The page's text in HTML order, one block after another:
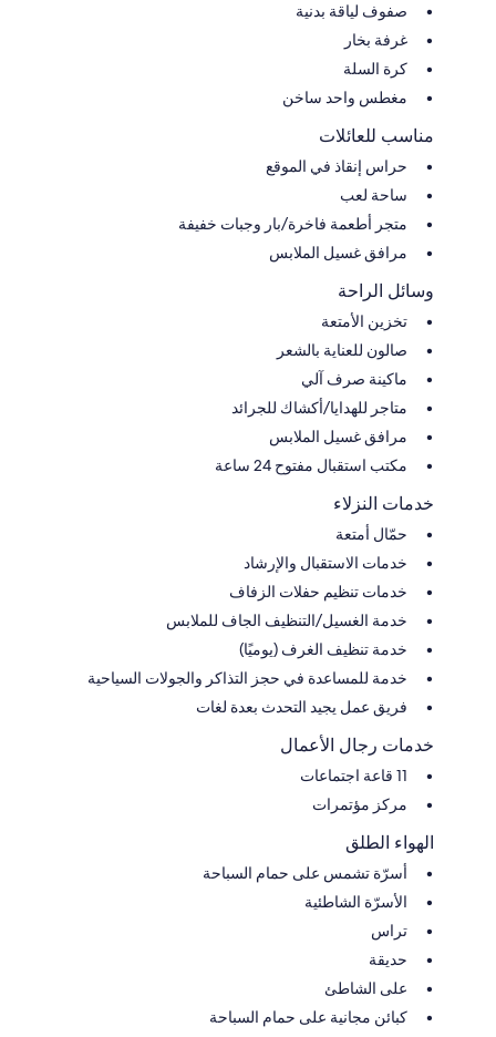
صفوف لياقة بدنية
غرفة بخار
كرة السلة
مغطس واحد ساخن
مناسب للعائلات
حراس إنقاذ في الموقع
ساحة لعب
متجر أطعمة فاخرة/بار وجبات خفيفة
مرافق غسيل الملابس
وسائل الراحة
تخزين الأمتعة
صالون للعناية بالشعر
ماكينة صرف آلي
متاجر للهدايا/أكشاك للجرائد
مرافق غسيل الملابس
مكتب استقبال مفتوح 24 ساعة
خدمات النزلاء
حمّال أمتعة
خدمات الاستقبال والإرشاد
خدمات تنظيم حفلات الزفاف
خدمة الغسيل/التنظيف الجاف للملابس
خدمة تنظيف الغرف (يوميًا)
خدمة للمساعدة في حجز التذاكر والجولات السياحية
فريق عمل يجيد التحدث بعدة لغات
خدمات رجال الأعمال
11 قاعة اجتماعات
مركز مؤتمرات
الهواء الطلق
أسرّة تشمس على حمام السباحة
الأسرّة الشاطئية
تراس
حديقة
على الشاطئ
كبائن مجانية على حمام السباحة